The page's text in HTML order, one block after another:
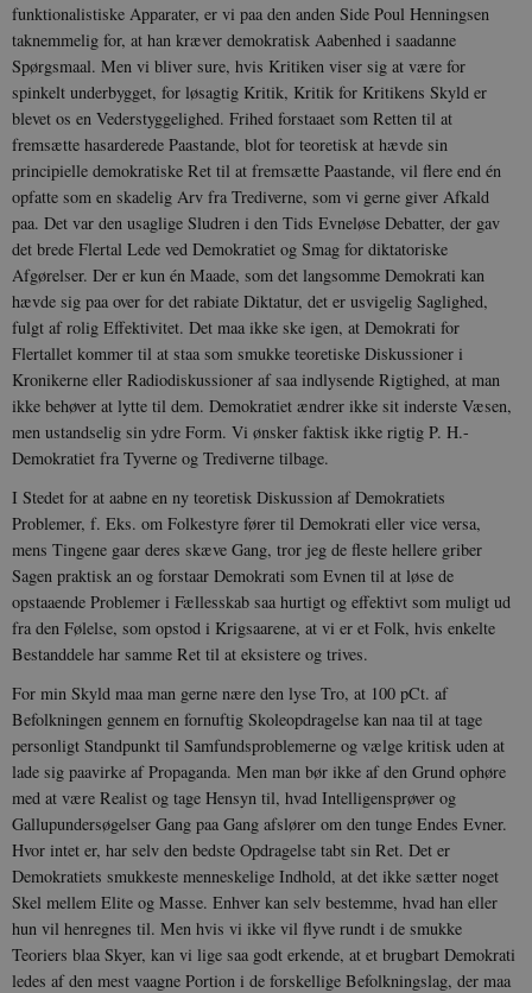
funktionalistiske Apparater, er vi paa den anden Side Poul Henningsen
taknemmelig for, at han kræver demokratisk Aabenhed i saadanne
Spørgsmaal. Men vi bliver sure, hvis Kritiken viser sig at være for
spinkelt underbygget, for løsagtig Kritik, Kritik for Kritikens Skyld er
blevet os en Vederstyggelighed. Frihed forstaaet som Retten til at
fremsætte hasarderede Paastande, blot for teoretisk at hævde sin
principielle demokratiske Ret til at fremsætte Paastande, vil flere end én
opfatte som en skadelig Arv fra Trediverne, som vi gerne giver Afkald
paa. Det var den usaglige Sludren i den Tids Evneløse Debatter, der gav
det brede Flertal Lede ved Demokratiet og Smag for diktatoriske
Afgørelser. Der er kun én Maade, som det langsomme Demokrati kan
hævde sig paa over for det rabiate Diktatur, det er usvigelig Saglighed,
fulgt af rolig Effektivitet. Det maa ikke ske igen, at Demokrati for
Flertallet kommer til at staa som smukke teoretiske Diskussioner i
Kronikerne eller Radiodiskussioner af saa indlysende Rigtighed, at man
ikke behøver at lytte til dem. Demokratiet ændrer ikke sit inderste Væsen,
men ustandselig sin ydre Form. Vi ønsker faktisk ikke rigtig P. H.-
Demokratiet fra Tyverne og Trediverne tilbage.
I Stedet for at aabne en ny teoretisk Diskussion af Demokratiets
Problemer, f. Eks. om Folkestyre fører til Demokrati eller vice versa,
mens Tingene gaar deres skæve Gang, tror jeg de fleste hellere griber
Sagen praktisk an og forstaar Demokrati som Evnen til at løse de
opstaaende Problemer i Fællesskab saa hurtigt og effektivt som muligt ud
fra den Følelse, som opstod i Krigsaarene, at vi er et Folk, hvis enkelte
Bestanddele har samme Ret til at eksistere og trives.
For min Skyld maa man gerne nære den lyse Tro, at 100 pCt. af
Befolkningen gennem en fornuftig Skoleopdragelse kan naa til at tage
personligt Standpunkt til Samfundsproblemerne og vælge kritisk uden at
lade sig paavirke af Propaganda. Men man bør ikke af den Grund ophøre
med at være Realist og tage Hensyn til, hvad Intelligensprøver og
Gallupundersøgelser Gang paa Gang afslører om den tunge Endes Evner.
Hvor intet er, har selv den bedste Opdragelse tabt sin Ret. Det er
Demokratiets smukkeste menneskelige Indhold, at det ikke sætter noget
Skel mellem Elite og Masse. Enhver kan selv bestemme, hvad han eller
hun vil henregnes til. Men hvis vi ikke vil flyve rundt i de smukke
Teoriers blaa Skyer, kan vi lige saa godt erkende, at et brugbart Demokrati
ledes af den mest vaagne Portion i de forskellige Befolkningslag, der maa